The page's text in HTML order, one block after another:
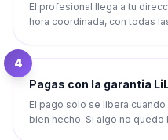
El profesional llega a tu
hora coordinada, con todas
4
Pagas con la garantia
El pago solo se libera
bien hecho. Si algo no